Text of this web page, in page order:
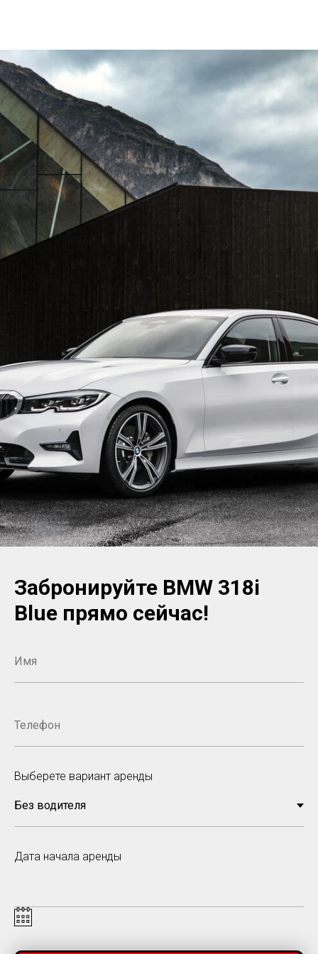
Забронируйте BMW 318i
Blue прямо сейчас!
Выберете вариант аренды
Дата начала аренды